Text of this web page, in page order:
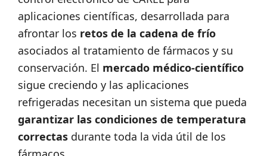
aplicaciones científicas, desarrollada para
afrontar los retos de la cadena de frío
asociados al tratamiento de fármacos y su
conservación. El mercado médico-científico
sigue creciendo y las aplicaciones
refrigeradas necesitan un sistema que pueda
garantizar las condiciones de temperatura
correctas durante toda la vida útil de los